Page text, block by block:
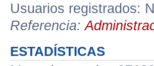
Usuarios registrados:
Referencia:
ESTADÍSTICAS